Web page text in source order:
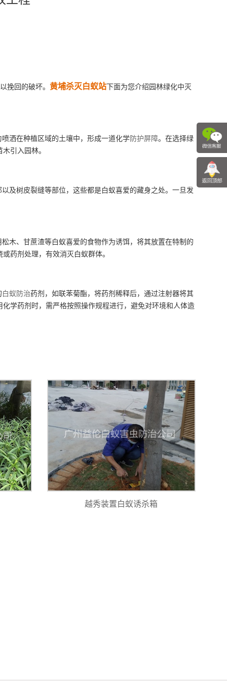
挽回的破坏。 黄埔杀灭白蚁站下面为您介绍园林绿化中灭
洒在种植区域的土壤中，形成一道化学防护屏障。在选择绿
引入园林。
及树皮裂缝等部位，这些都是白蚁喜爱的藏身之处。一旦发
木、甘蔗渣等白蚁喜爱的食物作为诱饵，将其放置在特制的
药剂处理，有效消灭白蚁群体。
白蚁防治药剂，如联苯菊酯，将药剂稀释后，通过注射器将其
学药剂时，需严格按照操作规程进行，避免对环境和人体造
越秀装置白蚁诱杀箱